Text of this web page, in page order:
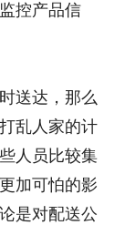
控产品信
送达，那么
乱人家的计
人员比较集
加可怕的影
是对配送公